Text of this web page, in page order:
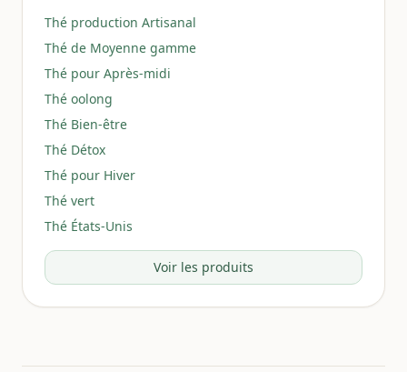
Thé production Artisanal
Thé de Moyenne gamme
Thé pour Après-midi
Thé oolong
Thé Bien-être
Thé Détox
Thé pour Hiver
Thé vert
Thé États-Unis
Voir les produits